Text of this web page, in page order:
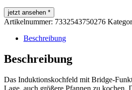
jetzt ansehen *
Artikelnummer: 7332543750276
Beschreibung
Beschreibung
Das Induktionskochfeld mit Bridge-